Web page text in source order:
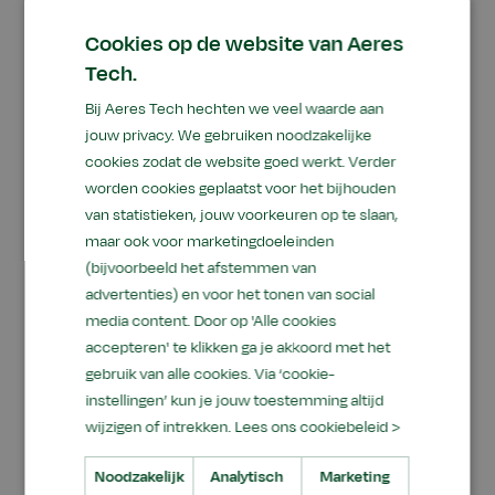
Ids Stuiver, senior application engineer van
TotalEnergies, demonstreert een olieanalyse
aan studenten
Cookies op de website van Aeres
Tech.
Bij Aeres Tech hechten we veel waarde aan
jouw privacy. We gebruiken noodzakelijke
cookies zodat de website goed werkt. Verder
worden cookies geplaatst voor het bijhouden
van statistieken, jouw voorkeuren op te slaan,
maar ook voor marketingdoeleinden
(bijvoorbeeld het afstemmen van
advertenties) en voor het tonen van social
media content. Door op 'Alle cookies
accepteren' te klikken ga je akkoord met het
gebruik van alle cookies. Via ‘cookie-
instellingen’ kun je jouw toestemming altijd
wijzigen of intrekken. Lees ons cookiebeleid >
Noodzakelijk Analytisch Marketing